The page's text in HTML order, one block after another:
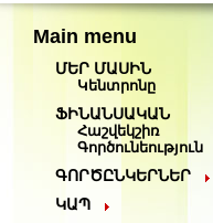
Main menu
ՄԵՐ ՄԱՍԻՆ
Կենտրոնը
ՖԻՆԱՆՍԱԿԱՆ
Հաշվեկշիռ
Գործունեություն
ԳՈՐԾԸՆԿԵՐՆԵՐ
ԿԱՊ